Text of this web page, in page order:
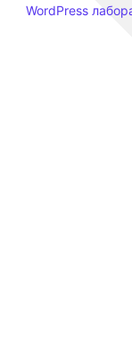
WordPress